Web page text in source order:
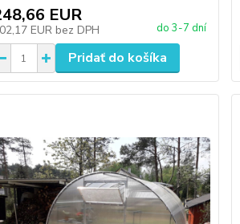
EUR
EUR bez DPH do 3-7 dní
Pridať do košíka